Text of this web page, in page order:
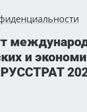
и
РУССТРАТ